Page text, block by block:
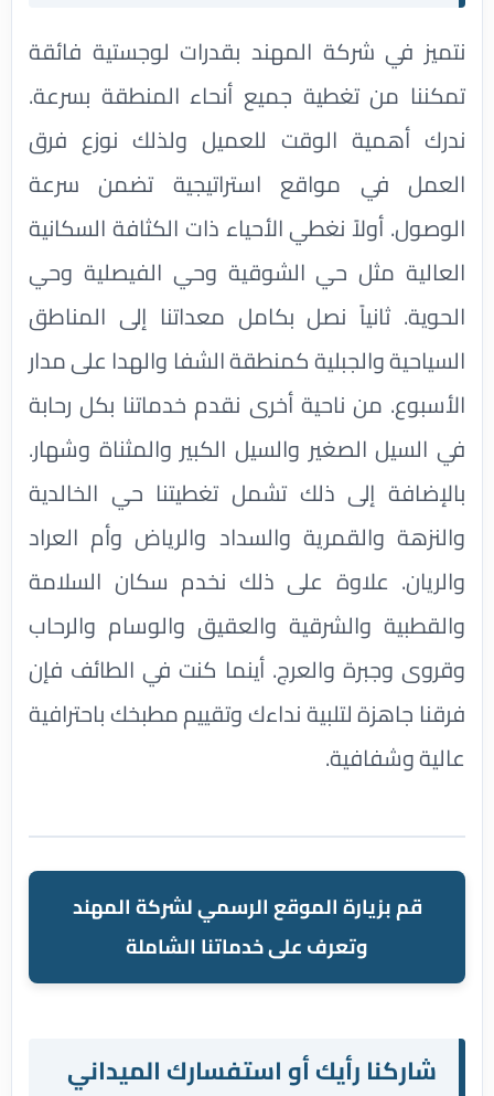
نتميز في شركة المهند بقدرات لوجستية فائقة
تمكننا من تغطية جميع أنحاء المنطقة بسرعة.
ندرك أهمية الوقت للعميل ولذلك نوزع فرق
العمل في مواقع استراتيجية تضمن سرعة
الوصول. أولاً نغطي الأحياء ذات الكثافة السكانية
العالية مثل حي الشوقية وحي الفيصلية وحي
الحوية. ثانياً نصل بكامل معداتنا إلى المناطق
السياحية والجبلية كمنطقة الشفا والهدا على مدار
الأسبوع. من ناحية أخرى نقدم خدماتنا بكل رحابة
في السيل الصغير والسيل الكبير والمثناة وشهار.
بالإضافة إلى ذلك تشمل تغطيتنا حي الخالدية
والنزهة والقمرية والسداد والرياض وأم العراد
والريان. علاوة على ذلك نخدم سكان السلامة
والقطبية والشرقية والعقيق والوسام والرحاب
وقروى وجبرة والعرج. أينما كنت في الطائف فإن
فرقنا جاهزة لتلبية نداءك وتقييم مطبخك باحترافية
عالية وشفافية.
قم بزيارة الموقع الرسمي لشركة المهند
وتعرف على خدماتنا الشاملة
شاركنا رأيك أو استفسارك الميداني